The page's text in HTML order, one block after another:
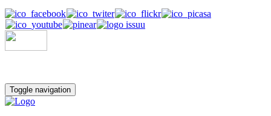
Toggle navigation